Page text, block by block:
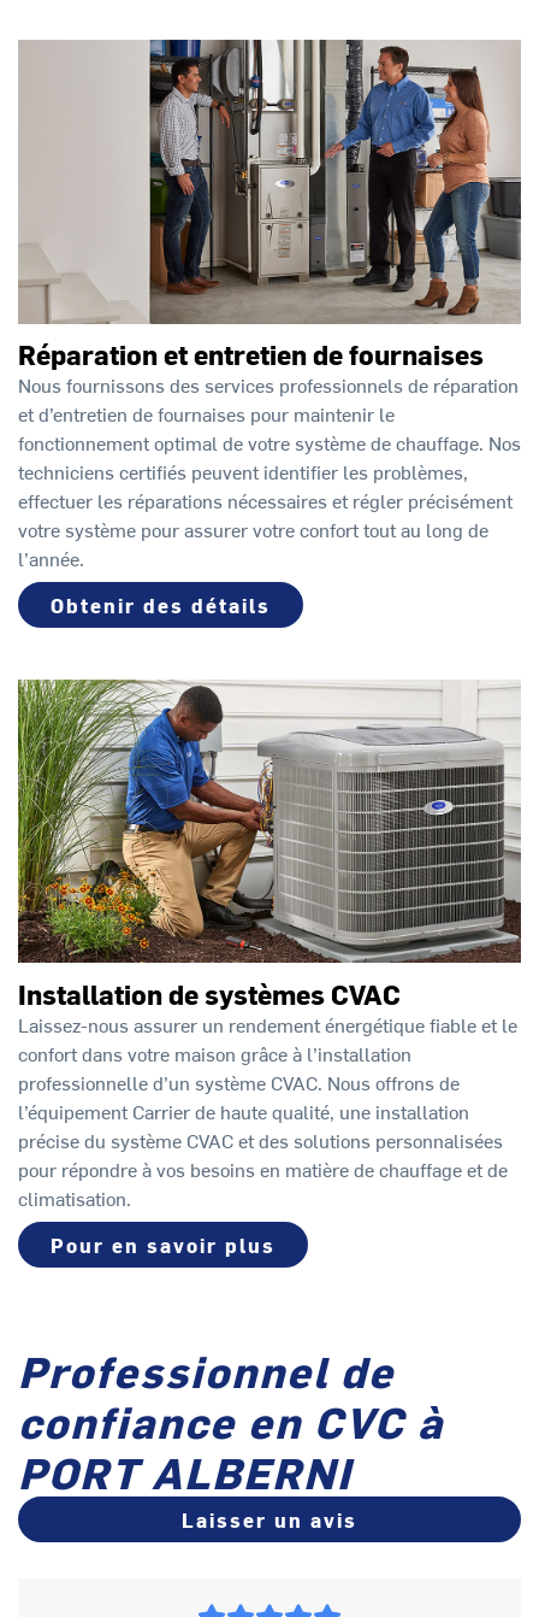
Réparation et entretien de fournaises
Nous fournissons des services professionnels de réparation
et d’entretien de fournaises pour maintenir le
fonctionnement optimal de votre système de chauffage. Nos
techniciens certifiés peuvent identifier les problèmes,
effectuer les réparations nécessaires et régler précisément
votre système pour assurer votre confort tout au long de
l’année.
Obtenir des détails
Installation de systèmes CVAC
Laissez-nous assurer un rendement énergétique fiable et le
confort dans votre maison grâce à l’installation
professionnelle d’un système CVAC. Nous offrons de
l’équipement Carrier de haute qualité, une installation
précise du système CVAC et des solutions personnalisées
pour répondre à vos besoins en matière de chauffage et de
climatisation.
Pour en savoir plus
Professionnel de
confiance en CVC à
PORT ALBERNI
Laisser un avis